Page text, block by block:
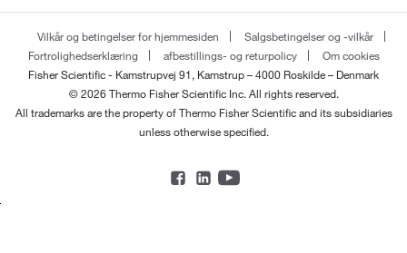
Vilkår og betingelser for hjemmesiden
Salgsbetingelser og -vilkår
Fortrolighedserklæring
afbestillings- og returpolicy
Om cookies
Fisher Scientific - Kamstrupvej 91, Kamstrup – 4000 Roskilde – Denmark
© 2026 Thermo Fisher Scientific Inc. All rights reserved.
All trademarks are the property of Thermo Fisher Scientific and its subsidiaries
unless otherwise specified.